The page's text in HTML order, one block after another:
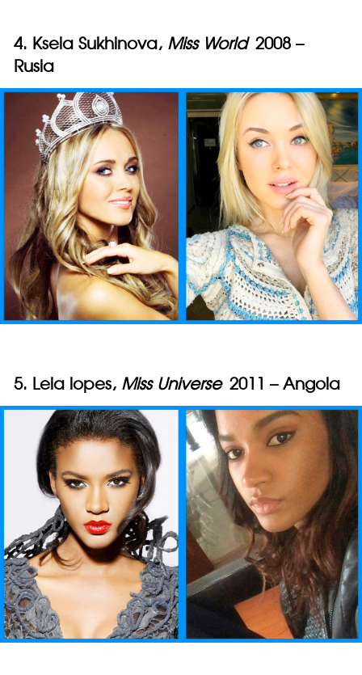
4. Kseia Sukhinova, Miss World 2008 –
Rusia
5. Leia lopes, Miss Universe 2011 – Angola